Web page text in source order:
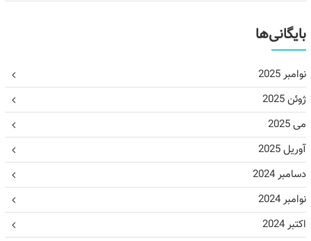
بایگانی‌ها
نوامبر 2025
ژوئن 2025
می 2025
آوریل 2025
دسامبر 2024
نوامبر 2024
اکتبر 2024